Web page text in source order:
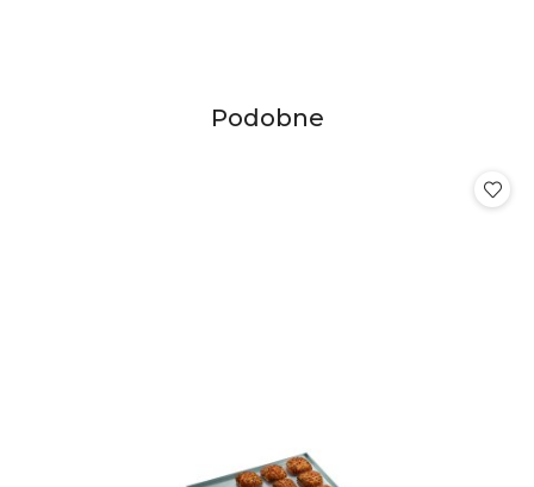
Pomiń karuzelę produktów
Produkty
Podobne